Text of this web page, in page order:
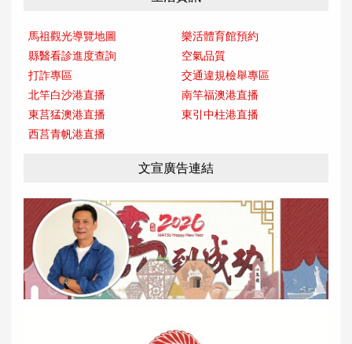
馬祖觀光導覽地圖
樂活體育館預約
縣醫看診進度查詢
空氣品質
打詐專區
交通違規檢舉專區
北竿白沙港直播
南竿福澳港直播
東莒猛澳港直播
東引中柱港直播
西莒青帆港直播
文宣廣告連結